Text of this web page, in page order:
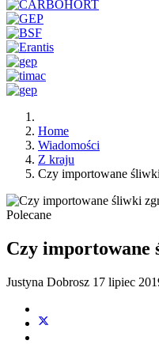
Home
Wiadomości
Z kraju
Czy importowane
Polecane
Czy
Justyna Dobrosz 17 lipiec